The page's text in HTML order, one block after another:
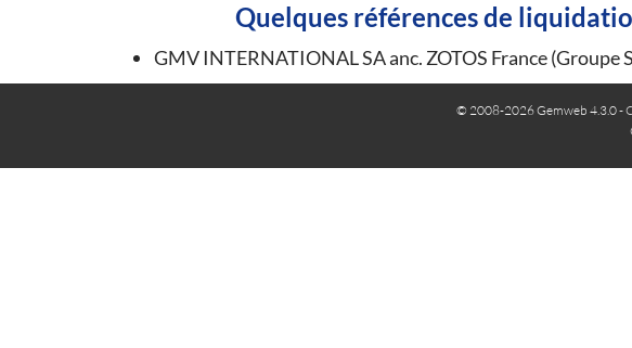
Quelques références de
GMV INTERNATIONAL SA anc. ZOTOS France (Groupe
© 2008-2026 Gemweb 4.3.0-